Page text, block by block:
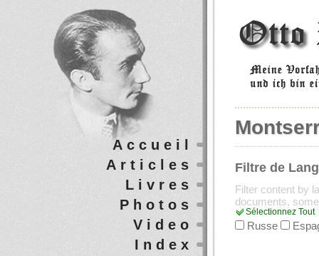
Filtre de
Filter content by
documents,
Sélectionnez Tout
Russe
Accueil
Articles
Livres
Photos
Video
Index